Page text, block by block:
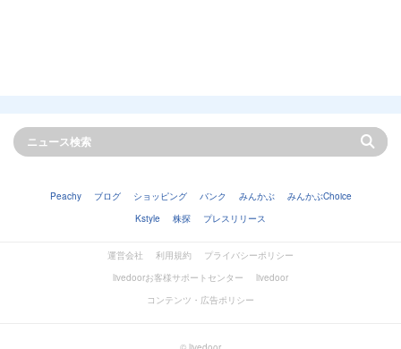
Peachy ブログ ショッピング バンク みんかぶ
みんかぶChoice
Kstyle
株探 プレスリリース
運営会社 利用規約
プライバシーポリシー
livedoorお客様サポートセンター
livedoor
コンテンツ・広告ポリシー